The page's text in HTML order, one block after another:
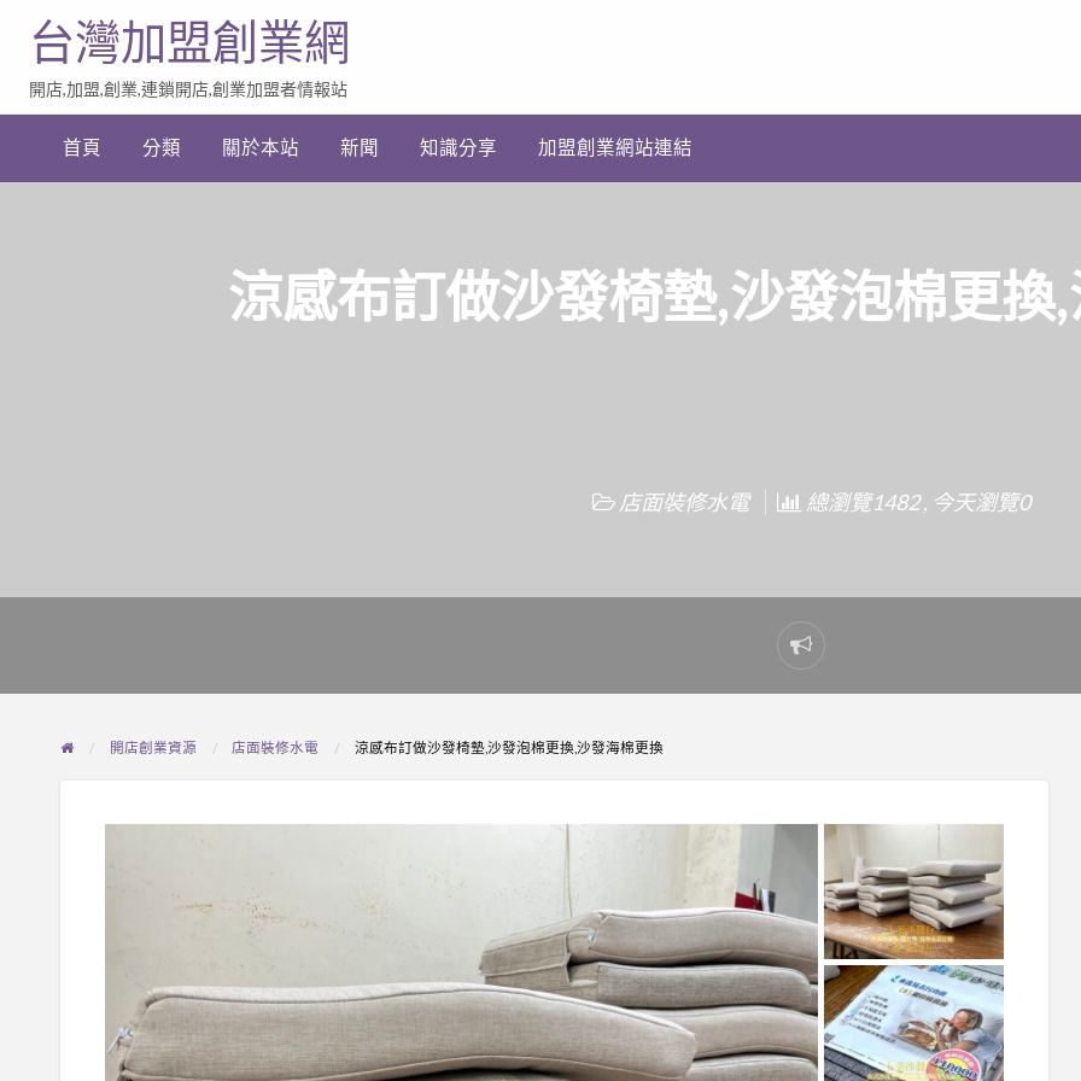
加
業
台灣加盟創業網
開店,加盟,創業,連鎖開店,創業加盟者情報站
首頁 分類 關於本站 新聞 知識分享 加盟創業網站連結
涼感布訂做沙發椅墊,沙發泡棉更換
店面裝修水電 總瀏覽1482 , 今天瀏覽0
Report
problem
開店創業資源 店面裝修水電 涼感布訂做沙發椅墊,沙發泡棉更換,沙發海棉更換